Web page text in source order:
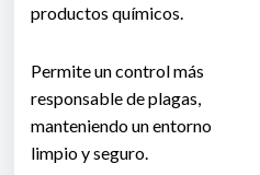
productos químicos.
Permite un control más
responsable de plagas,
manteniendo un entorno
limpio y seguro.